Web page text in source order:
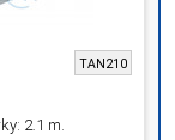
TAN210
2.1 m.